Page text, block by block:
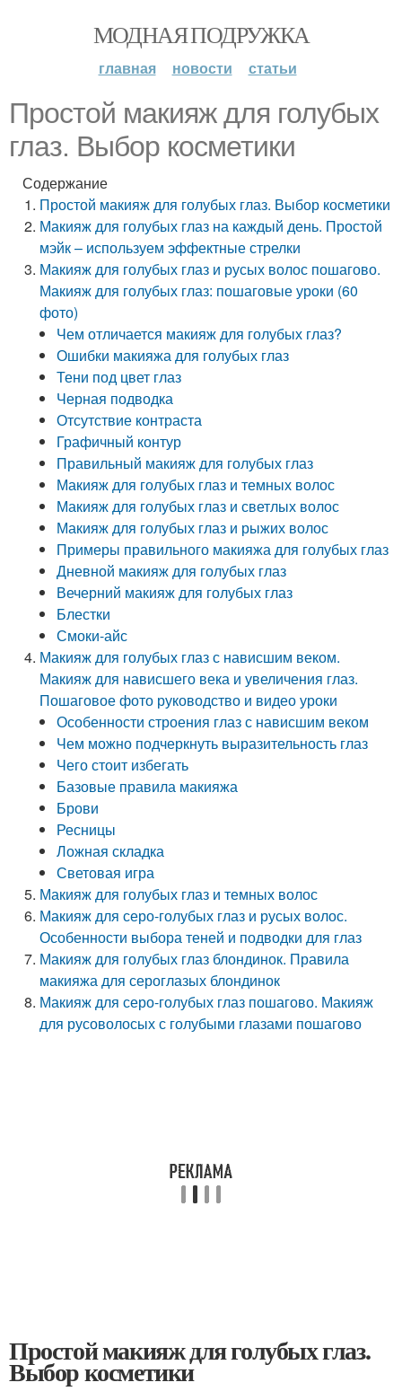
МОДНАЯ ПОДРУЖКА
главная новости статьи
Простой макияж для голубых
глаз. Выбор косметики
Содержание
Простой макияж для голубых глаз. Выбор косметики
Макияж для голубых глаз на каждый день. Простой
мэйк – используем эффектные стрелки
Макияж для голубых глаз и русых волос пошагово.
Макияж для голубых глаз: пошаговые уроки (60
фото)
Чем отличается макияж для голубых глаз?
Ошибки макияжа для голубых глаз
Тени под цвет глаз
Черная подводка
Отсутствие контраста
Графичный контур
Правильный макияж для голубых глаз
Макияж для голубых глаз и темных волос
Макияж для голубых глаз и светлых волос
Макияж для голубых глаз и рыжих волос
Примеры правильного макияжа для голубых глаз
Дневной макияж для голубых глаз
Вечерний макияж для голубых глаз
Блестки
Смоки-айс
Макияж для голубых глаз с нависшим веком.
Макияж для нависшего века и увеличения глаз.
Пошаговое фото руководство и видео уроки
Особенности строения глаз с нависшим веком
Чем можно подчеркнуть выразительность глаз
Чего стоит избегать
Базовые правила макияжа
Брови
Ресницы
Ложная складка
Световая игра
Макияж для голубых глаз и темных волос
Макияж для серо-голубых глаз и русых волос.
Особенности выбора теней и подводки для глаз
Макияж для голубых глаз блондинок. Правила
макияжа для сероглазых блондинок
Макияж для серо-голубых глаз пошагово. Макияж
для русоволосых с голубыми глазами пошагово
Простой макияж для голубых глаз.
Выбор косметики